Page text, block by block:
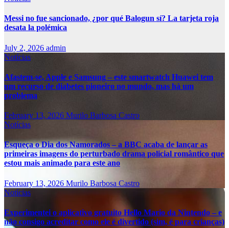
Messi no fue sancionado, ¿por qué Balogun sí? La tarjeta roja
desata la polémica
July 2, 2026 admin
Notícias
Afastem-se, Apple e Samsung – este smartwatch Huawei tem
um recurso de diabetes pioneiro no mundo, mas há um
problema
February 13, 2026 Murilo Barbosa Castro
Notícias
Esqueça o Dia dos Namorados – a BBC acaba de lançar as
primeiras imagens do perturbado drama policial romântico que
estou mais animado para este ano
February 13, 2026 Murilo Barbosa Castro
Notícias
Experimentei o aplicativo gratuito Hello Mario da Nintendo – e
não consigo acreditar como ele é divertido (sim, é para crianças)